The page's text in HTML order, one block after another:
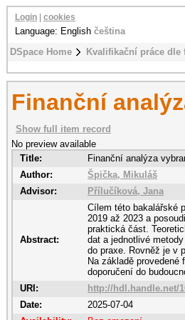
DSpace Home Kvalifikační práce dle
Login cookies
Language: English čeština
Finanční
Show full item record
No preview available
Title:
Finanční analýza
Author:
Špička, Mikuláš
Advisor:
Přílučíková, Jana
Abstract:
Cílem této bakalářské
2019 až 2023 a
praktická část.
dat a jednotlivé
do praxe. Rovněž je v
Na základě
doporučení do
URI:
http://hdl.handle.net/
Date:
2025-07-04